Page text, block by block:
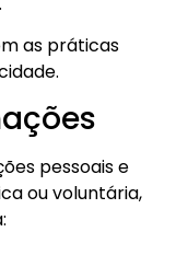
as práticas
pessoais e
ou voluntária,